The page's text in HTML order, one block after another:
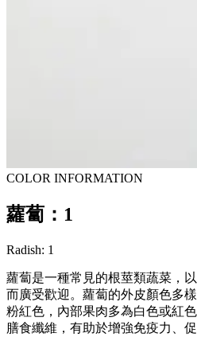
COLOR INFORMATION
蘿蔔：1
Radish: 1
蘿蔔是一種常見的根莖類蔬菜，
而廣受歡迎。蘿蔔的外皮顏色多
粉紅色，內部果肉多為白色或紅
膳食纖維，有助於增強免疫力、